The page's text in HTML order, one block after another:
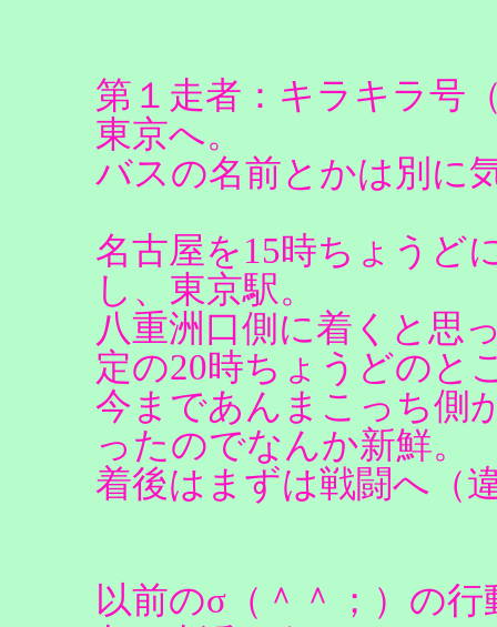
第１走者：キラキラ号
東京へ。
バスの名前とかは別に
名古屋を15時ちょうど
し、東京駅。
八重洲口側に着くと思
定の20時ちょうどのと
今まであんまこっち側
ったのでなんか新鮮。
着後はまずは戦闘へ（
以前のσ（＾＾；）の